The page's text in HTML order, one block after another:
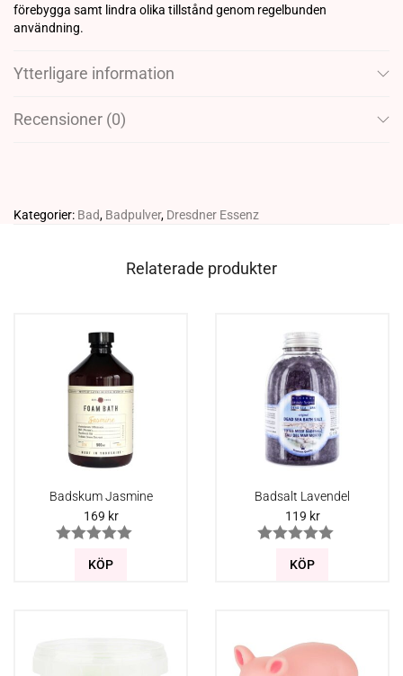
förebygga samt lindra olika tillstånd genom regelbunden
användning.
Ytterligare information
Recensioner (0)
Kategorier: Bad, Badpulver, Dresdner Essenz
Relaterade produkter
Badskum Jasmine
169 kr
KÖP
Badsalt Lavendel
119 kr
KÖP